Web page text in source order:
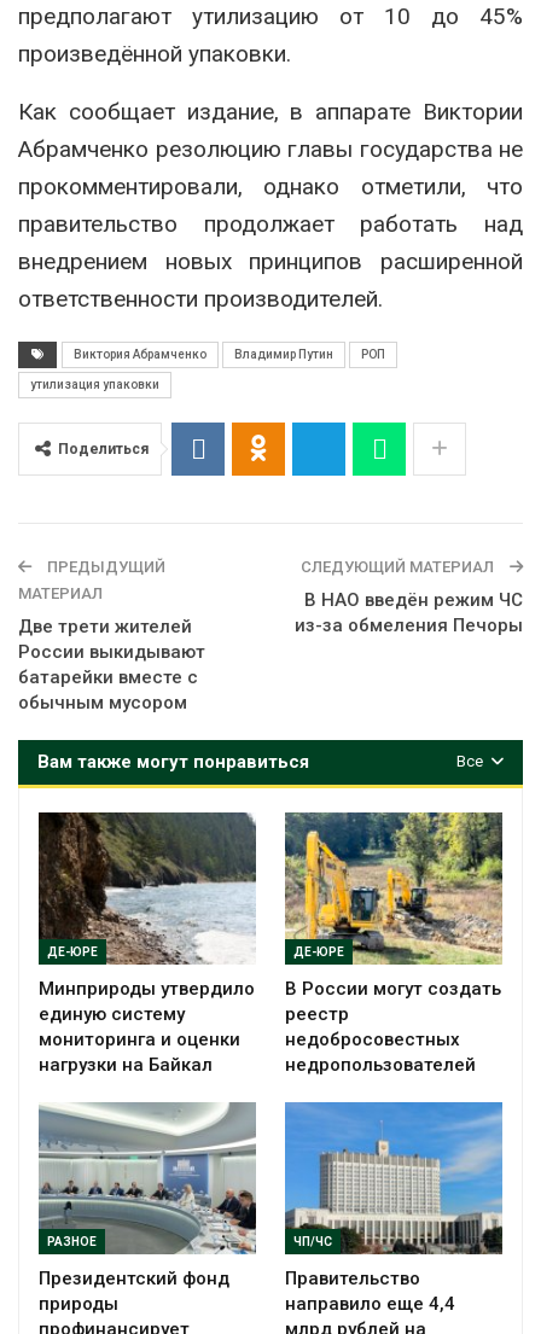
предполагают утилизацию от 10 до 45%
произведённой упаковки.
Как сообщает издание, в аппарате Виктории
Абрамченко резолюцию главы государства не
прокомментировали, однако отметили, что
правительство продолжает работать над
внедрением новых принципов расширенной
ответственности производителей.
Виктория Абрамченко Владимир Путин РОП
утилизация упаковки
Поделиться
ПРЕДЫДУЩИЙ
МАТЕРИАЛ
Две трети жителей
России выкидывают
батарейки вместе с
обычным мусором
СЛЕДУЮЩИЙ МАТЕРИАЛ
В НАО введён режим ЧС
из-за обмеления Печоры
Все
Вам также могут понравиться
ДЕ-ЮРЕ
Минприроды утвердило
единую систему
мониторинга и оценки
нагрузки на Байкал
ДЕ-ЮРЕ
В России могут создать
реестр
недобросовестных
недропользователей
РАЗНОЕ
Президентский фонд
природы
профинансирует
ЧП/ЧС
Правительство
направило еще 4,4
млрд рублей на